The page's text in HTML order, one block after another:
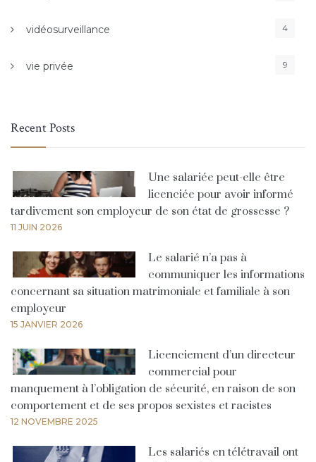
vidéosurveillance 4
vie privée 9
Recent Posts
Une salariée peut-elle être
licenciée pour avoir informé
tardivement son employeur de son état de grossesse ?
11 JUIN 2026
Le salarié n’a pas à
communiquer les informations
concernant sa situation matrimoniale et familiale à son
employeur
15 JANVIER 2026
Licenciement d’un directeur
commercial pour
manquement à l’obligation de sécurité, en raison de son
comportement et de ses propos sexistes et racistes
12 NOVEMBRE 2025
Les salariés en télétravail ont